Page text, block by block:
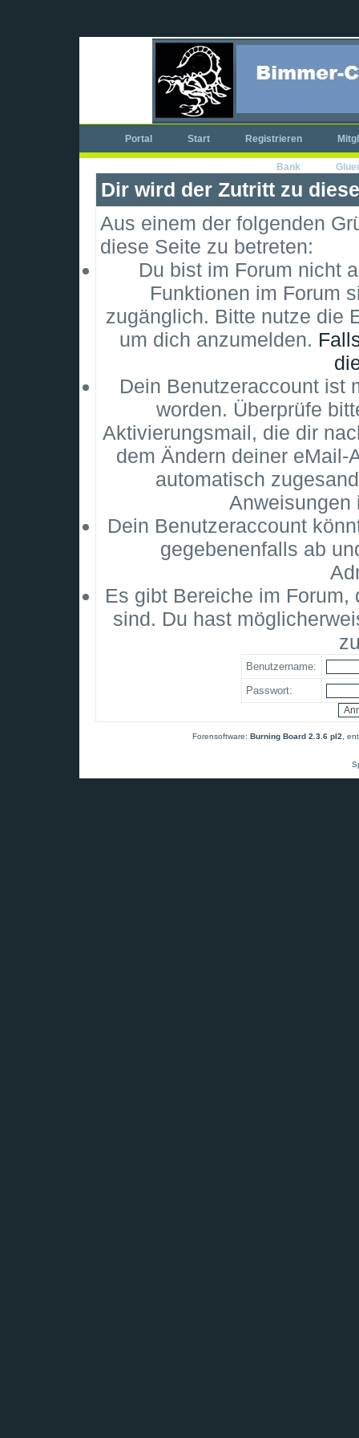
Portal Start Registrieren
Bank
Dir wird der Zutritt zu
Aus einem der folgenden
diese Seite zu betreten:
Du bist im Forum nicht
Funktionen im Forum
zugänglich. Bitte nutze die
um dich anzumelden.
Dein Benutzeraccount ist
worden. Überprüfe
Aktivierungsmail, die dir
dem Ändern deiner eMail-
automatisch
Anweisungen
Dein Benutzeraccount
gegebenenfalls ab
Es gibt Bereiche im
sind. Du hast
Benutzername:
Passwort:
Forensoftware: Burning Board 2.3.6 pl2 ,